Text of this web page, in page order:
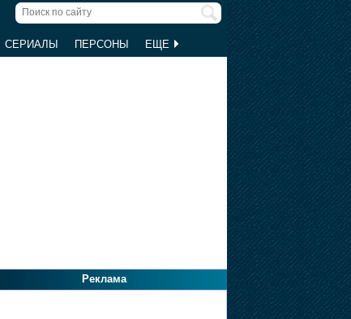
СЕРИАЛЫ ПЕРСОНЫ ЕЩЕ
Реклама